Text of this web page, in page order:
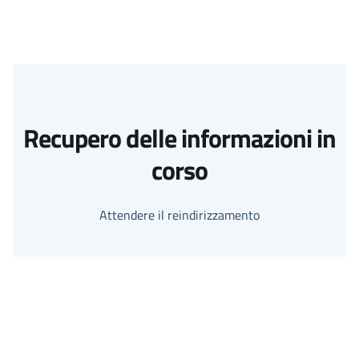
Recupero delle informazioni in
corso
Attendere il reindirizzamento